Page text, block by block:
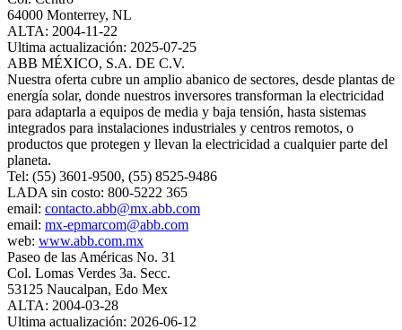
64000 Monterrey, NL
ALTA: 2004-11-22
Ultima actualización: 2025-07-25
ABB MÉXICO, S.A. DE C.V.
Nuestra oferta cubre un amplio abanico de sectores, desde plantas de
energía solar, donde nuestros inversores transforman la electricidad
para adaptarla a equipos de media y baja tensión, hasta sistemas
integrados para instalaciones industriales y centros remotos, o
productos que protegen y llevan la electricidad a cualquier parte del
planeta.
Tel: (55) 3601-9500, (55) 8525-9486
LADA sin costo: 800-5222 365
email: contacto.abb@mx.abb.com
email: mx-epmarcom@abb.com
web: www.abb.com.mx
Paseo de las Américas No. 31
Col. Lomas Verdes 3a. Secc.
53125 Naucalpan, Edo Mex
ALTA: 2004-03-28
Ultima actualización: 2026-06-12